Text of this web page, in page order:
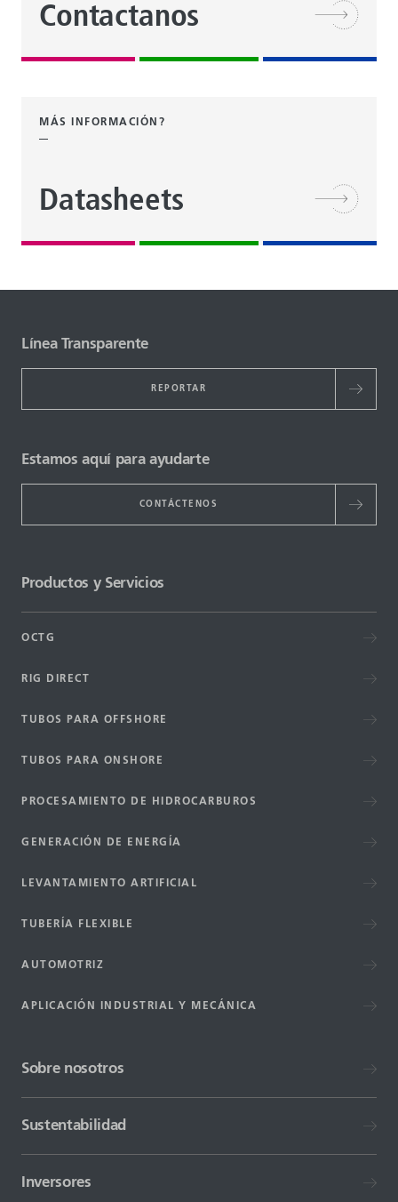
Contactanos
MÁS INFORMACIÓN?
Datasheets
Línea Transparente
REPORTAR
Estamos aquí para ayudarte
CONTÁCTENOS
Productos y Servicios
OCTG
RIG DIRECT
TUBOS PARA OFFSHORE
TUBOS PARA ONSHORE
PROCESAMIENTO DE HIDROCARBUROS
GENERACIÓN DE ENERGÍA
LEVANTAMIENTO ARTIFICIAL
TUBERÍA FLEXIBLE
AUTOMOTRIZ
APLICACIÓN INDUSTRIAL Y MECÁNICA
Sobre nosotros
Sustentabilidad
Inversores